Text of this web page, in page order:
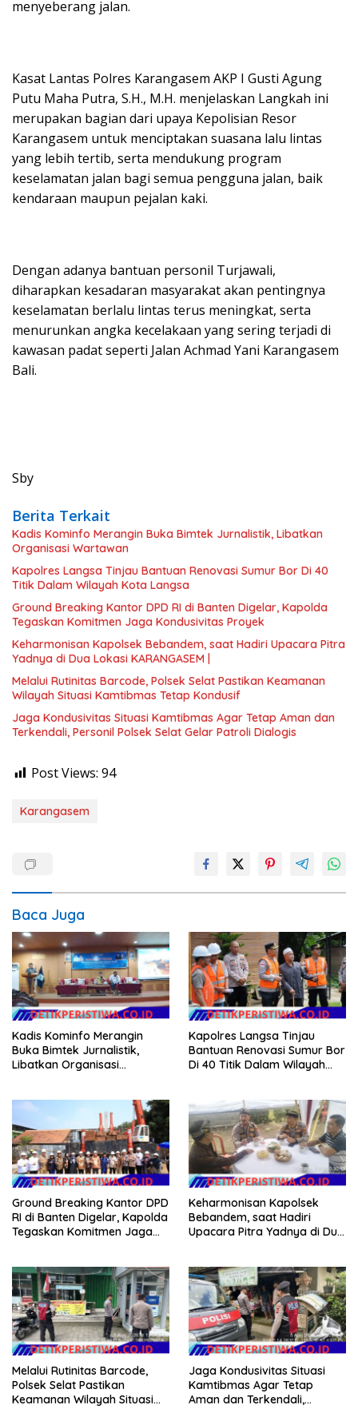
menyeberang jalan.
Kasat Lantas Polres Karangasem AKP I Gusti Agung
Putu Maha Putra, S.H., M.H. menjelaskan Langkah ini
merupakan bagian dari upaya Kepolisian Resor
Karangasem untuk menciptakan suasana lalu lintas
yang lebih tertib, serta mendukung program
keselamatan jalan bagi semua pengguna jalan, baik
kendaraan maupun pejalan kaki.
Dengan adanya bantuan personil Turjawali,
diharapkan kesadaran masyarakat akan pentingnya
keselamatan berlalu lintas terus meningkat, serta
menurunkan angka kecelakaan yang sering terjadi di
kawasan padat seperti Jalan Achmad Yani Karangasem
Bali.
Sby
Berita Terkait
Kadis Kominfo Merangin Buka Bimtek Jurnalistik, Libatkan
Organisasi Wartawan
Kapolres Langsa Tinjau Bantuan Renovasi Sumur Bor Di 40
Titik Dalam Wilayah Kota Langsa
Ground Breaking Kantor DPD RI di Banten Digelar, Kapolda
Tegaskan Komitmen Jaga Kondusivitas Proyek
Keharmonisan Kapolsek Bebandem, saat Hadiri Upacara Pitra
Yadnya di Dua Lokasi ​KARANGASEM |
Melalui Rutinitas Barcode, Polsek Selat Pastikan Keamanan
Wilayah Situasi Kamtibmas Tetap Kondusif
Jaga Kondusivitas Situasi Kamtibmas Agar Tetap Aman dan
Terkendali, Personil Polsek Selat Gelar Patroli Dialogis
Post Views: 94
Karangasem
Baca Juga
Kadis Kominfo Merangin
Buka Bimtek Jurnalistik,
Libatkan Organisasi
Kapolres Langsa Tinjau
Bantuan Renovasi Sumur Bor
Di 40 Titik Dalam Wilayah
Ground Breaking Kantor DPD
RI di Banten Digelar, Kapolda
Tegaskan Komitmen Jaga
Keharmonisan Kapolsek
Bebandem, saat Hadiri
Upacara Pitra Yadnya di Dua
Melalui Rutinitas Barcode,
Polsek Selat Pastikan
Keamanan Wilayah Situasi
Jaga Kondusivitas Situasi
Kamtibmas Agar Tetap
Aman dan Terkendali,